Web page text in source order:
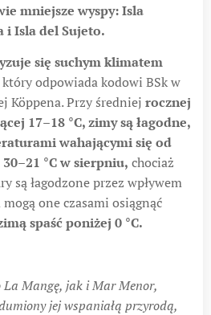
mniejsze wyspy: Isla
i Isla del Sujeto.
się suchym klimatem
który odpowiada kodowi BSk w
Köppena. Przy średniej rocznej
17–18 °C, zimy są łagodne,
wahającymi się od
°C w sierpniu, chociaż
są łagodzone przez wpływem
one czasami osiągnąć
spaść poniżej 0 °C.
La Mangę, jak i Mar Menor,
jej wspaniałą przyrodą,